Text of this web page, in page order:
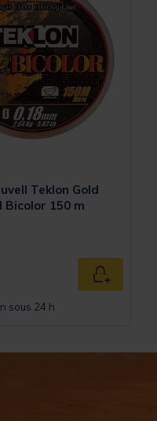
Teklon Gold
Bicolor 150 m
Ajouter
sous 24 h